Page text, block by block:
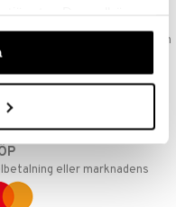
av vår webbplats.
i lager) skickas normalt ut från
att vi är godkända av
eller marknadens